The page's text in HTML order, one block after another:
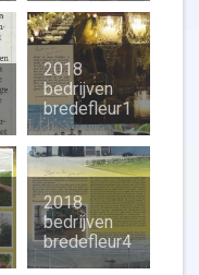
2018
bedrijven
bredefleur1
2018
bedrijven
bredefleur4